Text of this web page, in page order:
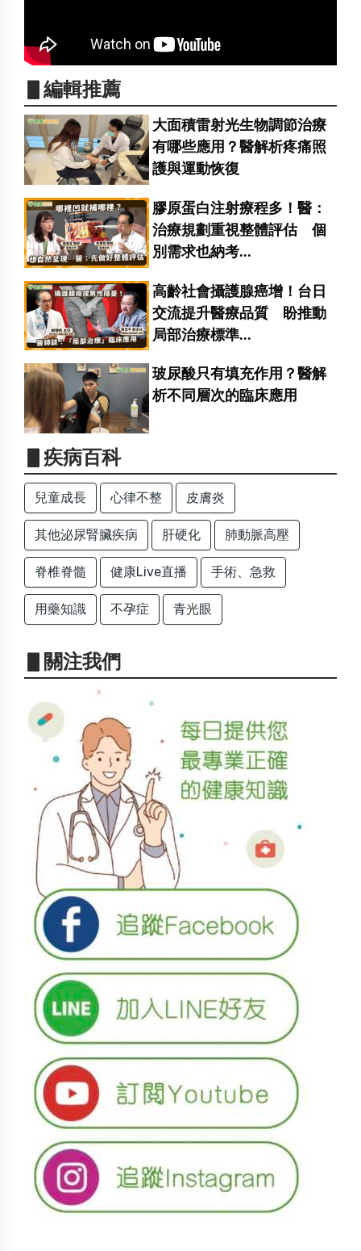
▋編輯推薦
大面積雷射光生物調節治療
有哪些應用？醫解析疼痛照
護與運動恢復
膠原蛋白注射療程多！醫：
治療規劃重視整體評估 個
別需求也納考...
高齡社會攝護腺癌增！台日
交流提升醫療品質 盼推動
局部治療標準...
玻尿酸只有填充作用？醫解
析不同層次的臨床應用
▋疾病百科
兒童成長 心律不整 皮膚炎
其他泌尿腎臟疾病 肝硬化 肺動脈高壓
脊椎脊髓 健康Live直播 手術、急救
用藥知識 不孕症 青光眼
▋關注我們